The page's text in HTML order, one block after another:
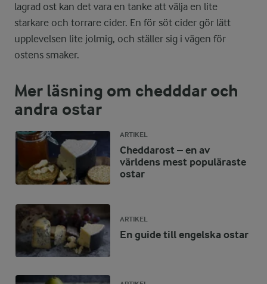
lagrad ost kan det vara en tanke att välja en lite
starkare och torrare cider. En för söt cider gör lätt
upplevelsen lite jolmig, och ställer sig i vägen för
ostens smaker.
Mer läsning om chedddar och
andra ostar
ARTIKEL
Cheddarost – en av
världens mest populäraste
ostar
ARTIKEL
En guide till engelska ostar